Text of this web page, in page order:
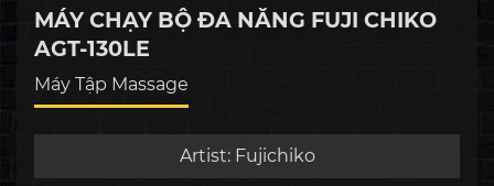
MÁY CHẠY BỘ ĐA NĂNG FUJI CHIKO
AGT-130LE
Máy Tập Massage
Artist: Fujichiko